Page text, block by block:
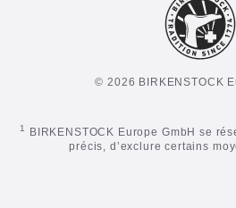
© 2026 BIRKENSTOCK
1
BIRKENSTOCK Europe GmbH se
précis, d’exclure certains